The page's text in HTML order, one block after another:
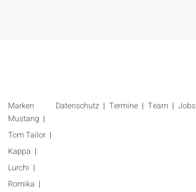
Marken
Mustang
Tom Tailor
Kappa
Lurchi
Romika
Datenschutz Termine Team Jobs